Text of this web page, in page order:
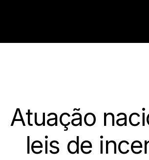
Atuação
leis de